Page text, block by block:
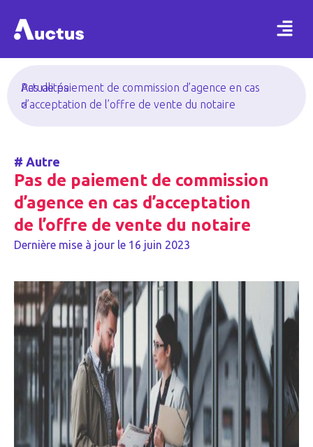
Actualités
>
Pas de paiement de commission d’agence en cas
d’acceptation de l’offre de vente du notaire
# Autre
Pas de paiement de commission
d’agence en cas d’acceptation
de l’offre de vente du notaire
Dernière mise à jour le 16 juin 2023